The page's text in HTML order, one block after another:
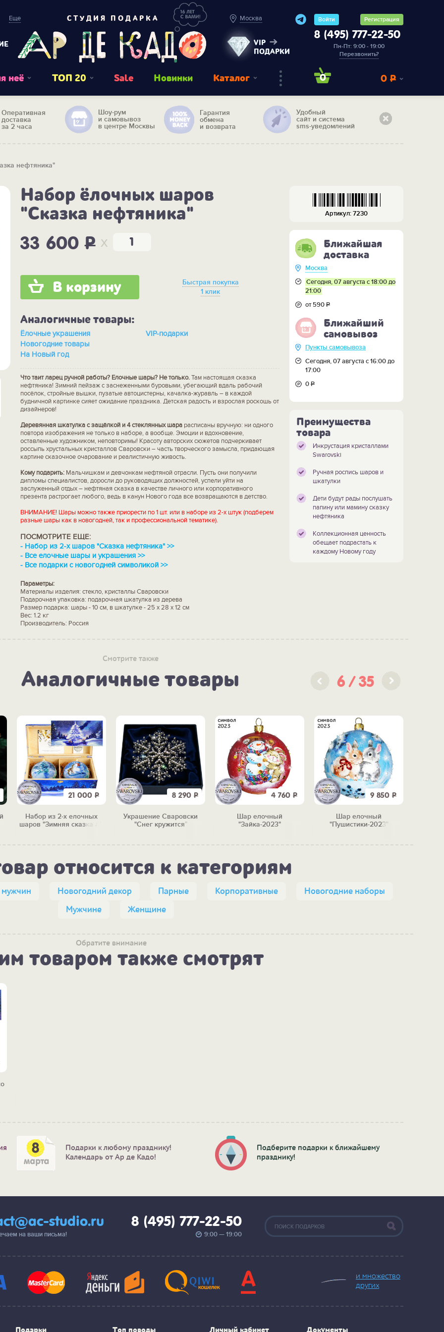
Еще СТУДИЯ ПОДАРКА Москва
VIP
ПОДАРКИ
Войти Регистрация
8 (495) 777-22-50
Пн-Пт: 9:00 - 19:00
Перезвонить?
неё ТОП 20 Sale Новинки Каталог 0 0 Р
Оперативная
доставка
за 2 часа
Шоу-рум
и самовывоз
в центре Москвы
Гарантия
обмена
и возврата
Удобный
сайт и система
sms-уведомлений
нефтяника"
Набор ёлочных шаров
"Сказка нефтяника"
33 600P x
В корзину
Быстрая покупка
1 клик
Аналогичные товары:
Ёлочные украшения
Новогодние товары
На Новый год
VIP-подарки
Что таит ларец ручной работы? Елочные шары? Не только.Там настоящая сказка
нефтяника! Зимний пейзаж с заснеженными буровыми, убегающий вдаль рабочий
посёлок, стройные вышки, пузатые автоцистерны, качалка-журавль – в каждой
будничной картинке сияет ожидание праздника. Детская радость и взрослая роскошь от
дизайнеров!
Деревянная шкатулка с защёлкой и 4 стеклянных шарарасписаны вручную: ни одного
повтора изображения не только в наборе, а вообще. Эмоции и вдохновение,
оставленные художником, неповторимы! Красоту авторских сюжетов подчеркивает
россыпь хрустальных кристаллов Сваровски – часть творческого замысла, придающая
картине сказочное очарование и реалистичную живость.
Кому подарить:Мальчишкам и девчонкам нефтяной отрасли. Пусть они получили
дипломы специалистов, доросли до руководящих должностей, успели уйти на
заслуженный отдых – нефтяная сказка в качестве личного или корпоративного
презента растрогает любого, ведь в канун Нового года все возвращаются в детство.
ВНИМАНИЕ! Шары можно также приорести по 1 шт. или в наборе из 2-х штук (подберем
разные шары как в новогодней, так и профессиональной тематике).
ПОСМОТРИТЕ ЕЩЕ:
- Набор из 2-х шаров "Сказка нефтяника" >>
- Все елочные шары и украшения >>
- Все подарки с новогодней символикой >>
Параметры:
Материалы изделия: стекло, кристаллы Сваровски
Подарочная упаковка: подарочная шкатулка из дерева
Размер подарка: шары - 10 см, в шкатулке - 25 х 28 х 12 см
Вес: 1.2 кг
Производитель: Россия
Артикул: 7230
Ближайшая
доставка
Москва
Сегодня, 07 августа с 18:00 до
21:00
от 590Р
Ближайший
самовывоз
Пункты самовывоза
Сегодня, 07 августа с 16:00 до
17:00
0Р
Преимущества
товара
Инкрустация кристаллами
Swarovski
Ручная роспись шаров и
шкатулки
Дети будут рады послушать
папину или мамину сказку
нефтяника
Коллекционная ценность
обещает подрастать к
каждому Новому году
Смотрите также
Аналогичные товары 6 35
21 000 Р
Набор из 2-х елочных
шаров "Зимняя сказка #1"
8 290 Р
Украшение Сваровски
"Снег кружится"
4 760 Р
Шар елочный
"Зайка-2023"
9 850 Р
Шар елочный
"Пушистики-2023"
относится к категориям
Новогодний декор Парные Корпоративные
Новогодние наборы
Мужчине
Женщине
Обратите внимание
товаром также смотрят
Подарки к любому празднику!
Календарь от Ар де Кадо!
Подберите подарки к ближайшему
празднику!
studio.ru
на ваши письма!
8 (495) 777-22-50
9:00 — 19:00
и множество
других
Подарки Топ поводы Личный кабинет Документы